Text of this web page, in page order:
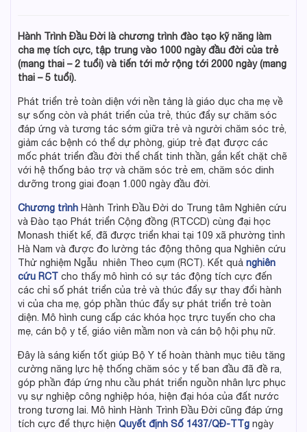
Hành Trình Đầu Đời là chương trình đào tạo kỹ năng làm
cha mẹ tích cực, tập trung vào 1000 ngày đầu đời của trẻ
(mang thai – 2 tuổi) và tiến tới mở rộng tới 2000 ngày (mang
thai – 5 tuổi).
Phát triển trẻ toàn diện với nền tảng là giáo dục cha mẹ về
sự sống còn và phát triển của trẻ, thúc đẩy sự chăm sóc
đáp ứng và tương tác sớm giữa trẻ và người chăm sóc trẻ,
giảm các bệnh có thể dự phòng, giúp trẻ đạt được các
mốc phát triển đầu đời thể chất tinh thần, gắn kết chặt chẽ
với hệ thống bảo trợ và chăm sóc trẻ em, chăm sóc dinh
dưỡng trong giai đoạn 1.000 ngày đầu đời.
Chương trình Hành Trình Đầu Đời do Trung tâm Nghiên cứu
và Đào tạo Phát triển Cộng đồng (RTCCD) cùng đại học
Monash thiết kế, đã được triển khai tại 109 xã phường tỉnh
Hà Nam và được đo lường tác động thông qua Nghiên cứu
Thử nghiệm Ngẫu nhiên Theo cụm (RCT). Kết quả nghiên
cứu RCT cho thấy mô hình có sự tác động tích cực đến
các chỉ số phát triển của trẻ và thúc đẩy sự thay đổi hành
vi của cha mẹ, góp phần thúc đẩy sự phát triển trẻ toàn
diện. Mô hình cung cấp các khóa học trực tuyến cho cha
mẹ, cán bộ y tế, giáo viên mầm non và cán bộ hội phụ nữ.
Đây là sáng kiến tốt giúp Bộ Y tế hoàn thành mục tiêu tăng
cường năng lực hệ thống chăm sóc y tế ban đầu đã đề ra,
góp phần đáp ứng nhu cầu phát triển nguồn nhân lực phục
vụ sự nghiệp công nghiệp hóa, hiện đại hóa của đất nước
trong tương lai. Mô hình Hành Trình Đầu Đời cũng đáp ứng
tích cực để thực hiện Quyết định Số 1437/QĐ-TTg ngày